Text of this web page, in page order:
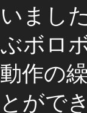
まし
ボロ
作の
がで